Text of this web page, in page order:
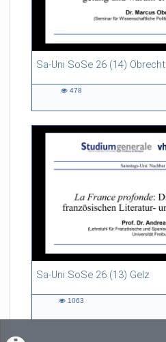
Sa-Uni SoSe 26 (14) Obrecht
46:53 duration
478
Sa-Uni SoSe 26 (13) Gelz
55:13 duration
1063